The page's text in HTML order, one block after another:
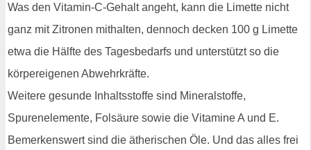
Was den Vitamin-C-Gehalt angeht, kann die Limette nicht
ganz mit Zitronen mithalten, dennoch decken 100 g Limette
etwa die Hälfte des Tagesbedarfs und unterstützt so die
körpereigenen Abwehrkräfte.
Weitere gesunde Inhaltsstoffe sind Mineralstoffe,
Spurenelemente, Folsäure sowie die Vitamine A und E.
Bemerkenswert sind die ätherischen Öle. Und das alles frei